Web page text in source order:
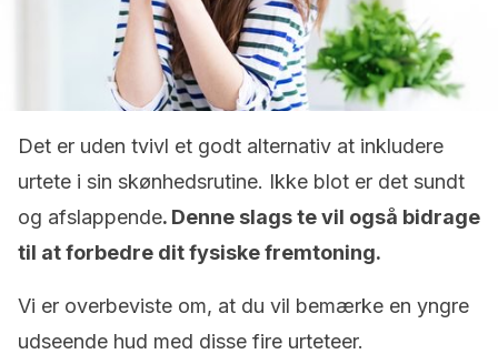
Det er uden tvivl et godt alternativ at inkludere
urtete i sin skønhedsrutine. Ikke blot er det sundt
og afslappende. Denne slags te vil også bidrage
til at forbedre dit fysiske fremtoning.
Vi er overbeviste om, at du vil bemærke en yngre
udseende hud med disse fire urteteer.